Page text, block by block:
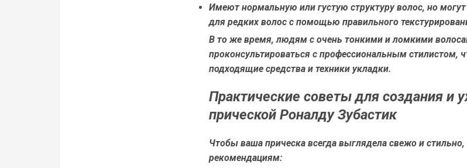
Имеют нормальную или густую структуру волос, но
для редких волос с помощью правильного
В то же время, людям с очень тонкими и ломкими
проконсультироваться с профессиональным стилистом,
подходящие средства и техники укладки.
Практические советы для создания и
прической Роналду Зубастик
Чтобы ваша прическа всегда выглядела свежо и стильно,
рекомендациям: